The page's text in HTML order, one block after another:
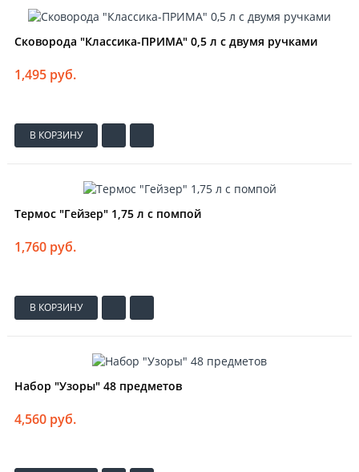
Сковорода "Классика-ПРИМА" 0,5 л c двумя ручками
1,495 руб.
В КОРЗИНУ
Термос "Гейзер" 1,75 л с помпой
1,760 руб.
В КОРЗИНУ
Набор "Узоры" 48 предметов
4,560 руб.